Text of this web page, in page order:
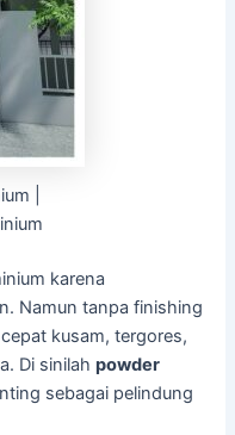
|
karena
Namun tanpa finishing
kusam, tergores,
Di sinilahpowder
sebagai pelindung